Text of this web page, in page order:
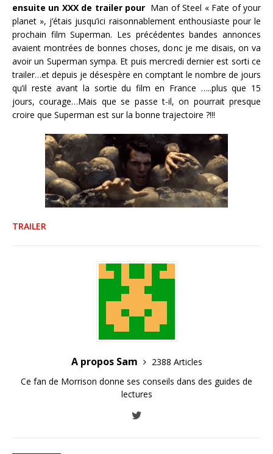
ensuite un XXX de trailer pour Man of Steel « Fate of your
planet », j’étais jusqu’ici raisonnablement enthousiaste pour le
prochain film Superman. Les précédentes bandes annonces
avaient montrées de bonnes choses, donc je me disais, on va
avoir un Superman sympa. Et puis mercredi dernier est sorti ce
trailer…et depuis je désespère en comptant le nombre de jours
qu’il reste avant la sortie du film en France …..plus que 15
jours, courage…Mais que se passe t-il, on pourrait presque
croire que Superman est sur la bonne trajectoire ?!!!
TRAILER
A propos Sam
2388 Articles
Ce fan de Morrison donne ses conseils dans des guides de
lectures